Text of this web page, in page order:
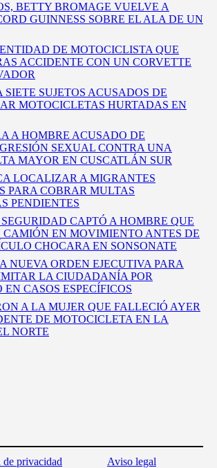
BETTY BROMAGE VUELVE A
GUINNESS SOBRE EL ALA DE UN
DE MOTOCICLISTA QUE
ACCIDENTE CON UN CORVETTE
SUJETOS ACUSADOS DE
MOTOCICLETAS HURTADAS EN
A HOMBRE ACUSADO DE
SEXUAL CONTRA UNA
MAYOR EN CUSCATLÁN SUR
LOCALIZAR A MIGRANTES
PARA COBRAR MULTAS
PENDIENTES
CAPTÓ A HOMBRE QUE
CAMIÓN EN MOVIMIENTO ANTES DE
CHOCARA EN SONSONATE
NUEVA ORDEN EJECUTIVA PARA
LA CIUDADANÍA POR
CASOS ESPECÍFICOS
A LA MUJER QUE FALLECIÓ AYER
DE MOTOCICLETA EN LA
NORTE
de privacidad Aviso legal